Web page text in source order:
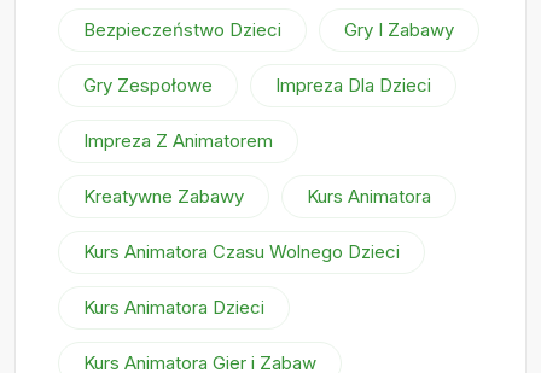
Bezpieczeństwo Dzieci Gry I Zabawy
Gry Zespołowe Impreza Dla Dzieci
Impreza Z Animatorem
Kreatywne Zabawy Kurs Animatora
Kurs Animatora Czasu Wolnego Dzieci
Kurs Animatora Dzieci
Kurs Animatora Gier i Zabaw